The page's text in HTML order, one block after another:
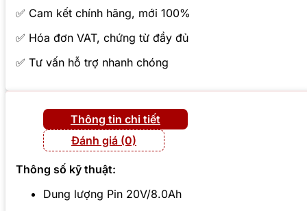
✅ Cam kết chính hãng, mới 100%
✅ Hóa đơn VAT, chứng từ đầy đủ
✅ Tư vấn hỗ trợ nhanh chóng
Thông tin chi tiết
Đánh giá (0)
Thông số kỹ thuật:
Dung lượng Pin 20V/8.0Ah